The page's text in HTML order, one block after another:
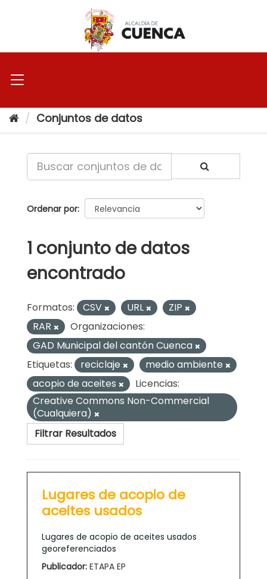
Conjuntos de datos
Ordenar por
1 conjunto de datos
encontrado
Formatos: CSV URL
ZIP
RAR
Organizaciones:
GAD Municipal del cantón Cuenca
Etiquetas:
reciclaje
medio ambiente
acopio de aceites
Licencias:
Creative Commons Non-Commercial
(Cualquiera)
Filtrar Resultados
Lugares de acopio de
aceites usados
Lugares de acopio de aceites usados
georeferenciados
Publicador: ETAPA EP